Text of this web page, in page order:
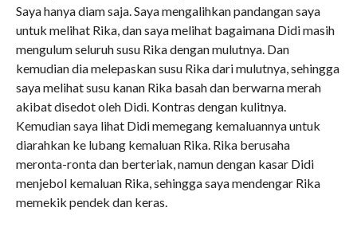
Saya hanya diam saja. Saya mengalihkan pandangan saya
untuk melihat Rika, dan saya melihat bagaimana Didi masih
mengulum seluruh susu Rika dengan mulutnya. Dan
kemudian dia melepaskan susu Rika dari mulutnya, sehingga
saya melihat susu kanan Rika basah dan berwarna merah
akibat disedot oleh Didi. Kontras dengan kulitnya.
Kemudian saya lihat Didi memegang kemaluannya untuk
diarahkan ke lubang kemaluan Rika. Rika berusaha
meronta-ronta dan berteriak, namun dengan kasar Didi
menjebol kemaluan Rika, sehingga saya mendengar Rika
memekik pendek dan keras.